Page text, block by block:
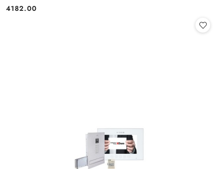
Cena:
4182.00